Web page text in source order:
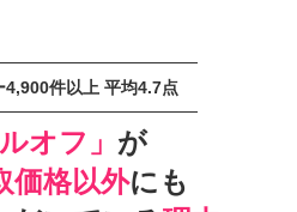
件以上 平均4.7点
オフ」 が
価格以外にも